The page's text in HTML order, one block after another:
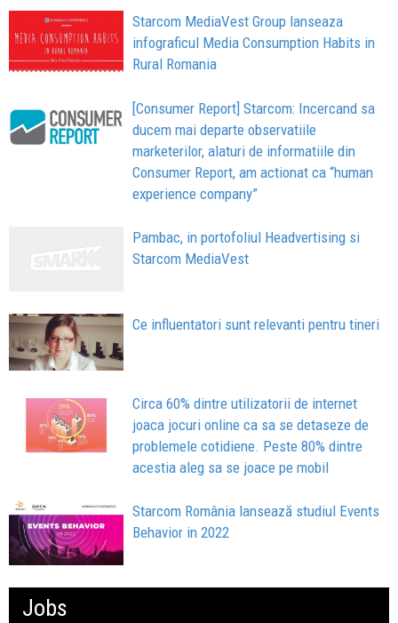
Starcom MediaVest Group lanseaza
infograficul Media Consumption Habits in
Rural Romania
[Consumer Report] Starcom: Incercand sa
ducem mai departe observatiile
marketerilor, alaturi de informatiile din
Consumer Report, am actionat ca “human
experience company”
Pambac, in portofoliul Headvertising si
Starcom MediaVest
Ce influentatori sunt relevanti pentru tineri
Circa 60% dintre utilizatorii de internet
joaca jocuri online ca sa se detaseze de
problemele cotidiene. Peste 80% dintre
acestia aleg sa se joace pe mobil
Starcom România lansează studiul Events
Behavior in 2022
Jobs